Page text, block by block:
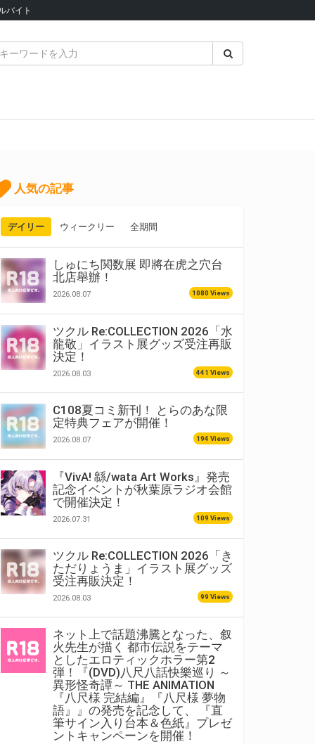
バイト
人気の記事
デイリー ウィークリー 全期間
しゅにち関数展 即將在虎之穴台
北店舉辦！
2026.08.07 1080 Views
ツクル Re:COLLECTION 2026「水
龍敬」イラスト展グッズ受注再販
決定！
2026.08.03 441 Views
C108夏コミ新刊！ とらのあな限
定特典フェアが開催！
2026.08.07 194 Views
『VivA! 緜/wata Art Works』発売
記念イベントが秋葉原ラジオ会館
で開催決定！
2026.07.31 109 Views
ツクル Re:COLLECTION 2026「き
ただりょうま」イラスト展グッズ
受注再販決定！
2026.08.03 99 Views
ネット上で話題沸騰となった、叙
火先生が描く 都市伝説をテーマ
としたエロティックホラー第2
弾！『(DVD)八尺八話快樂巡り ～
異形怪奇譚～ THE ANIMATION
『八尺様 完結編』『八尺様 夢物
語』』の発売を記念して、 『直
筆サイン入り台本＆色紙』プレゼ
ントキャンペーンを開催！